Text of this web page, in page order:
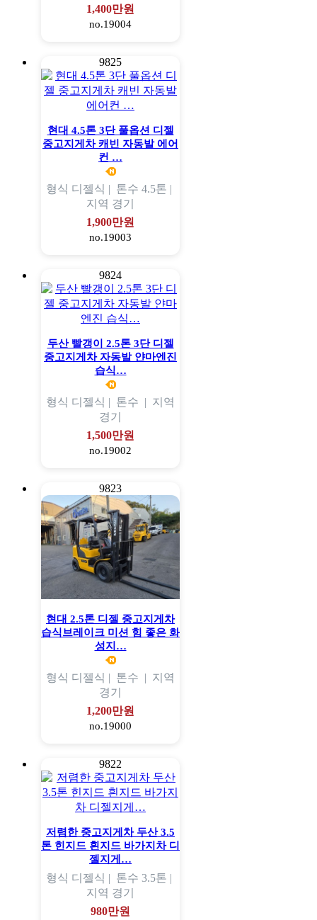
1,400만원
no.19004
9825
현대 4.5톤 3단 풀옵션 디젤
중고지게차 캐빈 자동발 에어
컨 …
형식 디젤식 | 톤수 4.5톤 |
지역 경기
1,900만원
no.19003
9824
두산 빨갱이 2.5톤 3단 디젤
중고지게차 자동발 얀마엔진
습식…
형식 디젤식 | 톤수 | 지역
경기
1,500만원
no.19002
9823
현대 2.5톤 디젤 중고지게차
습식브레이크 미션 힘 좋은 화
성지…
형식 디젤식 | 톤수 | 지역
경기
1,200만원
no.19000
9822
저렴한 중고지게차 두산 3.5
톤 힌지드 흰지드 바가지차 디
젤지게…
형식 디젤식 | 톤수 3.5톤 |
지역 경기
980만원